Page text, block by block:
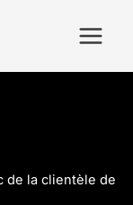
de la clientèle de